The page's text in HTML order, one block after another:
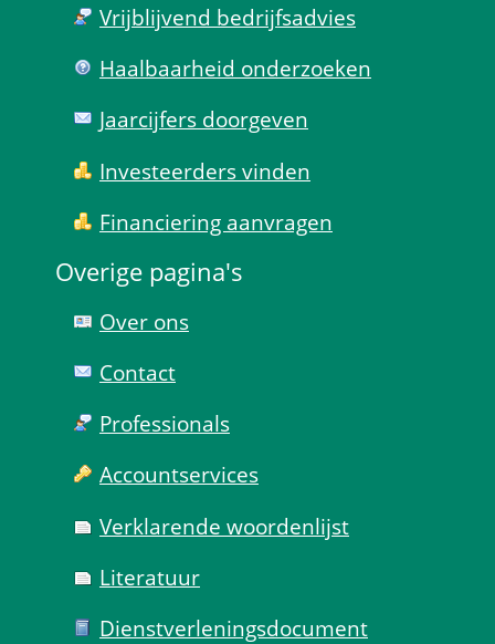
Vrijblijvend bedrijfs­advies
Haal­baar­heid onder­zoeken
Jaarcijfers doorgeven
Investeerders vinden
Financiering aanvragen
Overige pagina's
Over ons
Contact
Professionals
Account­services
Verklarende woorden­lijst
Literatuur
Dienst­verlenings­document